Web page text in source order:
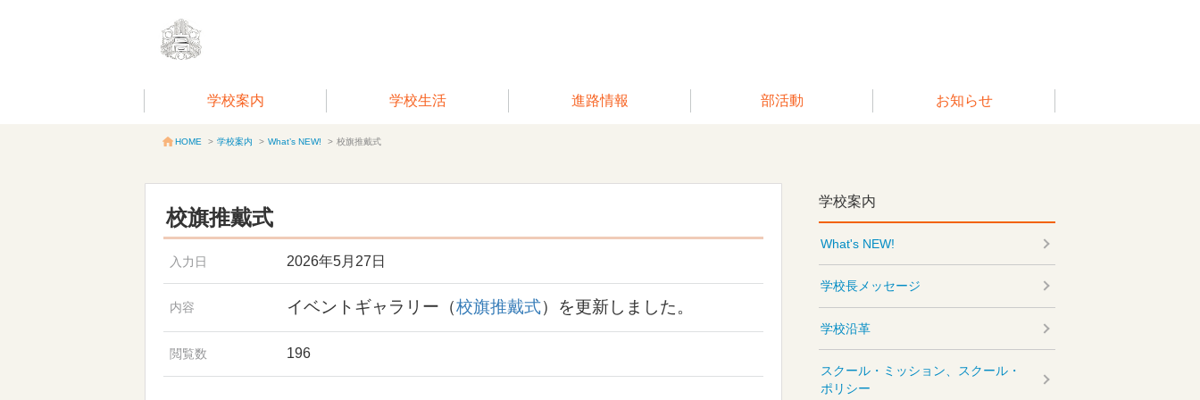
学校案内 学校生活 進路情報 部活動 お知らせ
HOME > 学校案内 > What’s NEW! > 校旗推戴式
校旗推戴式
入力日 2026年5月27日
内容 イベントギャラリー（校旗推戴式）を更新しました。
閲覧数 196
学校案内
What's NEW!
学校長メッセージ
学校沿革
スクール・ミッション、スクール・
ポリシー